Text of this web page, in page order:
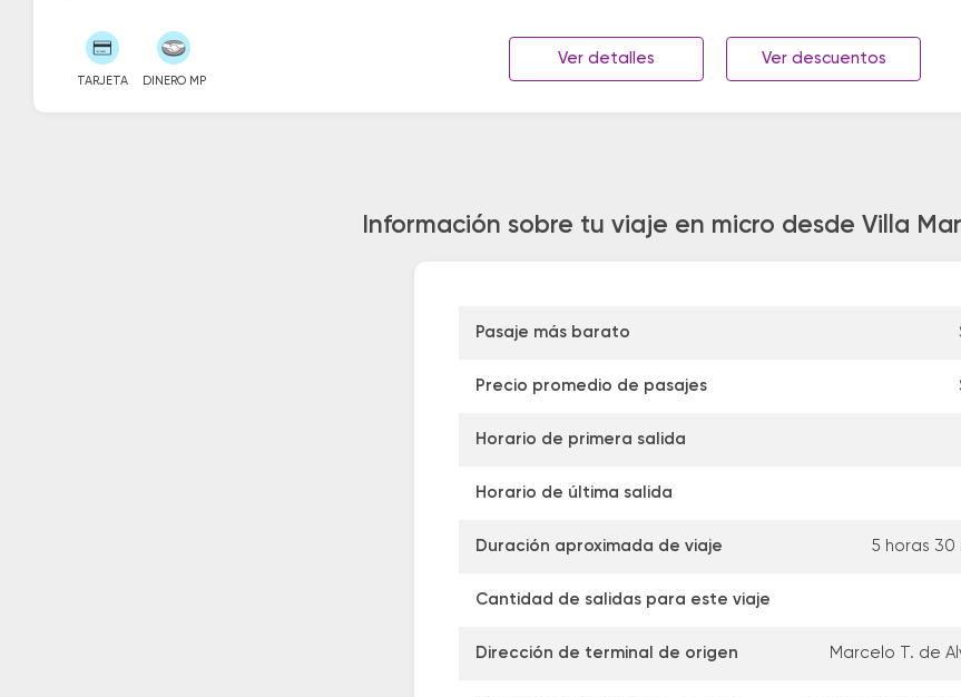
TARJETA DINERO MP
Ver detalles Ver descuentos
Información sobre tu viaje en micro desde Villa
Pasaje más barato
Precio promedio de pasajes
Horario de primera salida
Horario de última salida
Duración aproximada de viaje 5 horas 30
Cantidad de salidas para este viaje
Dirección de terminal de origen Marcelo T. de